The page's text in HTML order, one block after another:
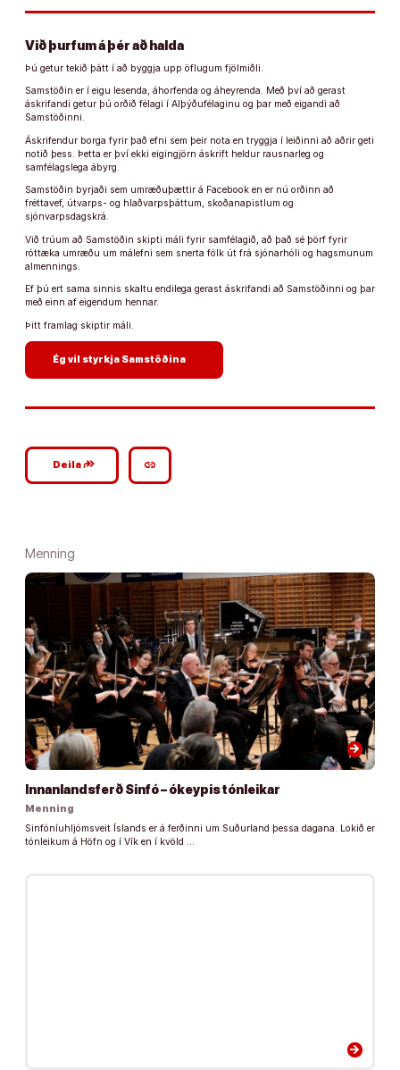
Við þurfum á þér að halda
Þú getur tekið þátt í að byggja upp öflugum fjölmiðli.
Samstöðin er í eigu lesenda, áhorfenda og áheyrenda. Með því að gerast
áskrifandi getur þú orðið félagi í Alþýðufélaginu og þar með eigandi að
Samstöðinni.
Áskrifendur borga fyrir það efni sem þeir nota en tryggja í leiðinni að aðrir geti
notið þess. Þetta er því ekki eigingjörn áskrift heldur rausnarleg og
samfélagslega ábyrg.
Samstöðin byrjaði sem umræðuþættir á Facebook en er nú orðinn að
fréttavef, útvarps- og hlaðvarpsþáttum, skoðanapistlum og
sjónvarpsdagskrá.
Við trúum að Samstöðin skipti máli fyrir samfélagið, að það sé þörf fyrir
róttæka umræðu um málefni sem snerta fólk út frá sjónarhóli og hagsmunum
almennings.
Ef þú ert sama sinnis skaltu endilega gerast áskrifandi að Samstöðinni og þar
með einn af eigendum hennar.
Þitt framlag skiptir máli.
Ég vil styrkja Samstöðina
Deilagoogle_plus_reshare link
Menning
arrow_forward
Innanlandsferð Sinfó – ókeypis tónleikar
Menning
Sinfóníuhljómsveit Íslands er á ferðinni um Suðurland þessa dagana. Lokið er
tónleikum á Höfn og í Vík en í kvöld …
arrow_forward